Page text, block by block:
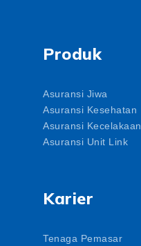
Produk
Asuransi Jiwa
Asuransi Kesehatan
Asuransi Kecelakaan
Asuransi Unit Link
Karier
Tenaga Pemasar